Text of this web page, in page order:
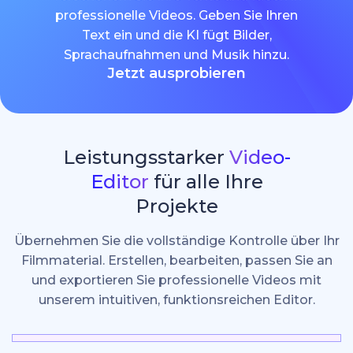
professionelle Videos. Geben Sie Ihren
Text ein und die KI fügt Bilder,
Sprachaufnahmen und Musik hinzu.
Jetzt ausprobieren
Leistungsstarker Video-
Editor für alle Ihre
Projekte
Übernehmen Sie die vollständige Kontrolle über Ihr
Filmmaterial. Erstellen, bearbeiten, passen Sie an
und exportieren Sie professionelle Videos mit
unserem intuitiven, funktionsreichen Editor.